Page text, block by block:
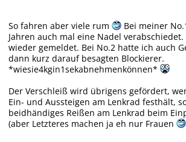
So fahren aber viele rum
Bei meiner
Jahren auch mal eine Nadel
wieder gemeldet. Bei No.2 hatte ich auch
dann kurz darauf besagten Blockierer.
*wiesie4kgin1sekabnehmenkönnen*
Der Verschleiß wird übrigens gefördert,
Ein- und Aussteigen am Lenkrad festhält,
beidhändiges Reißen am Lenkrad beim
(aber Letzteres machen ja eh nur Frauen